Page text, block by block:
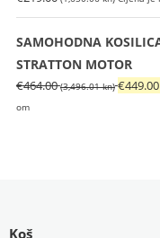
SAMOHODNA
STRATTON MOTOR
€464.00 (3,496.01 kn)Izvorna
€449.00
om
Koš